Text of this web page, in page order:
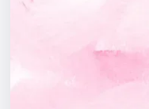
Экскурсии